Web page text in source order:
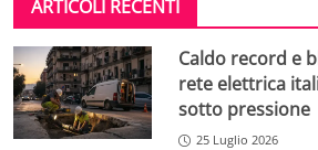
ARTICOLI RECENTI
Caldo record e
rete elettrica
sotto pressione
25 Luglio 2026